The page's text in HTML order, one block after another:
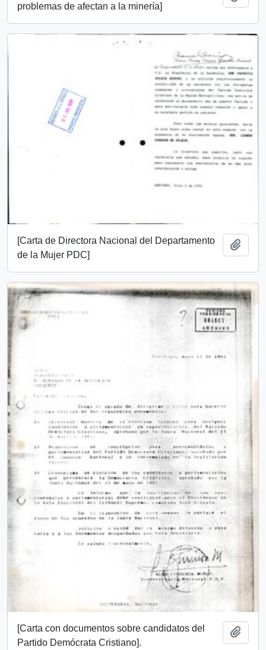
problemas de afectan a la minería]
[Carta de Directora Nacional del Departamento
de la Mujer PDC]
[Carta con documentos sobre candidatos del
Partido Demócrata Cristiano].